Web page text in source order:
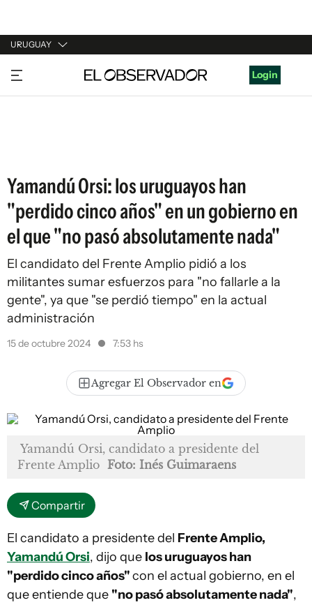
URUGUAY
URUGUAY
ARGENTINA
Login
Yamandú Orsi: los uruguayos han
"perdido cinco años" en un gobierno en
el que "no pasó absolutamente nada"
El candidato del Frente Amplio pidió a los
militantes sumar esfuerzos para "no fallarle a la
gente", ya que "se perdió tiempo" en la actual
administración
15 de octubre 2024 7:53 hs
Agregar El Observador en
Yamandú Orsi, candidato a presidente del
Frente Amplio Foto: Inés Guimaraens
Compartir
El candidato a presidente del Frente Amplio,
Yamandú Orsi, dijo que los uruguayos han
"perdido cinco años"con el actual gobierno, en el
que entiende que "no pasó absolutamente nada",